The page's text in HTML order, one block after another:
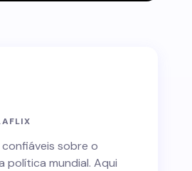
sobre o
política mundial. Aqui